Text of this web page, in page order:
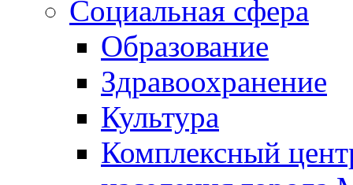
Социальная сфера
Образование
Здравоохранение
Культура
Комплексный